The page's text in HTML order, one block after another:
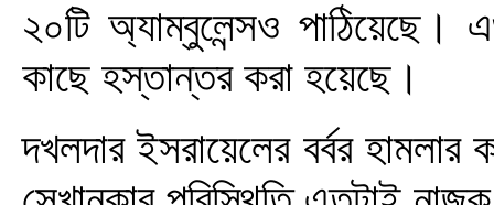
২০টি অ্যাম্বুলেন্সও পাঠিয়েছে।
কাছে হস্তান্তর করা হয়েছে।
দখলদার ইসরায়েলের বর্বর হামলার